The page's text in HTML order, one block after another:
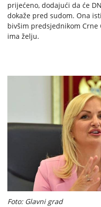
prijećeno, dodajući da će
dokaže pred sudom. Ona
bivšim predsjednikom
ima želju.
Foto: Glavni grad